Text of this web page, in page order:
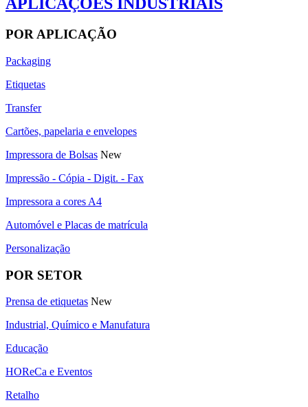
APLICAÇÕES INDUSTRIAIS
POR APLICAÇÃO
Packaging
Etiquetas
Transfer
Cartões, papelaria e envelopes
Impressora de Bolsas New
Impressão - Cópia - Digit. - Fax
Impressora a cores A4
Automóvel e Placas de matrícula
Personalização
POR SETOR
Prensa de etiquetas New
Industrial, Químico e Manufatura
Educação
HOReCa e Eventos
Retalho